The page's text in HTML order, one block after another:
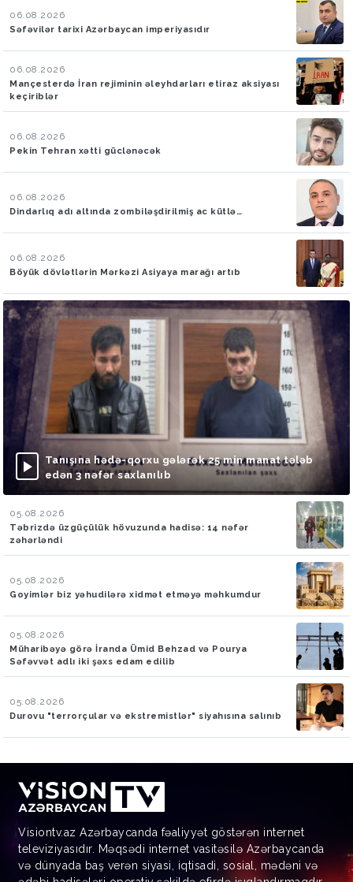
06.08.2026
Səfəvilər tarixi Azərbaycan imperiyasıdır
06.08.2026
Mançesterdə İran rejiminin əleyhdarları etiraz aksiyası
keçiriblər
06.08.2026
Pekin Tehran xətti güclənəcək
06.08.2026
Dindarlıq adı altında zombiləşdirilmiş ac kütlə…
06.08.2026
Böyük dövlətlərin Mərkəzi Asiyaya marağı artıb
Tanışına hədə-qorxu gələrək 25 min manat tələb
edən 3 nəfər saxlanılıb
05.08.2026
Təbrizdə üzgüçülük hövuzunda hadisə: 14 nəfər
zəhərləndi
05.08.2026
Goyimlər biz yəhudilərə xidmət etməyə məhkumdur
05.08.2026
Müharibəyə görə İranda Ümid Behzad və Pourya
Səfəvvət adlı iki şəxs edam edilib
05.08.2026
Durovu "terrorçular və ekstremistlər" siyahısına salınıb
Visiontv.az Azərbaycanda fəaliyyət göstərən internet
televiziyasıdır. Məqsədi internet vasitəsilə Azərbaycanda
və dünyada baş verən siyasi, iqtisadi, sosial, mədəni və